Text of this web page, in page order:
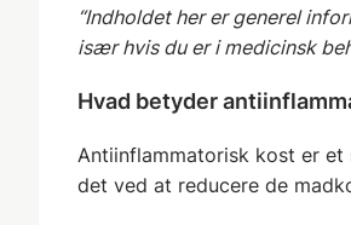
“Indholdet her er generel
især hvis du er i medicinsk
Hvad betyder
Antiinflammatorisk kost er et
det ved at reducere de